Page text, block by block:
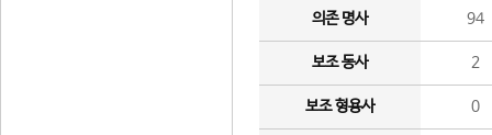
의존 명사 94
보조 동사 2
보조 형용사 0